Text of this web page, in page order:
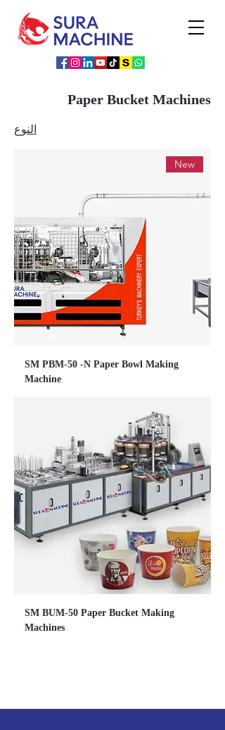
Paper Bucket Machines
النوع
New
SM PBM-50 -N Paper Bowl Making
Machine
SM BUM-50 Paper Bucket Making
Machines